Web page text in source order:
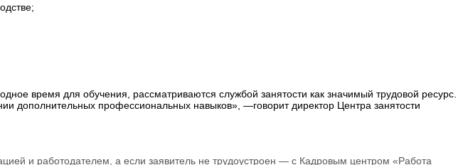
время для обучения, рассматриваются службой занятости как значимый трудовой ресурс.
дополнительных профессиональных навыков», —говорит директор Центра занятости
и работодателем, а если заявитель не трудоустроен — с Кадровым центром «Работа